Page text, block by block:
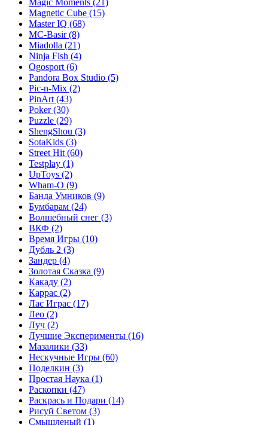
Magic Moments (21)
Magnetic Cube (15)
Master IQ (68)
MC-Basir(8)
Miadolla (21)
Ninja Fish (4)
Ogosport (6)
Pandora Box Studio (5)
Pic-n-Mix (2)
PinArt (43)
Poker(30)
Puzzle (29)
ShengShou (3)
SotaKids (3)
Street Hit (60)
Testplay (1)
UpToys (2)
Wham-O (9)
Банда Умников (9)
Бумбарам (24)
Волшебный снег (3)
ВКФ (2)
Время Игры (10)
Дубль 2 (3)
Зандер (4)
Золотая Сказка (9)
Какаду (2)
Каррас (2)
Лас Играс (17)
Лео (2)
Луч (2)
Лучшие Эксперименты (16)
Мазалики (33)
Нескучные Игры (60)
Поделкин (3)
Простая Наука (1)
Раскопки (47)
Раскрась и Подари (14)
Рисуй Светом (3)
Смышленый (1)